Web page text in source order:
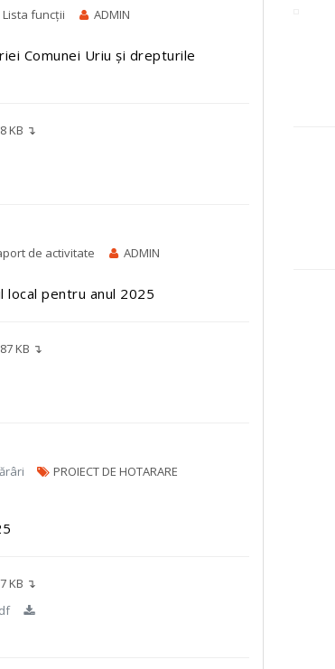
Lista funcții ADMIN
Comunei Uriu și drepturile
KB ↴
de activitate ADMIN
local pentru anul 2025
KB ↴
PROIECT DE HOTARARE
KB ↴